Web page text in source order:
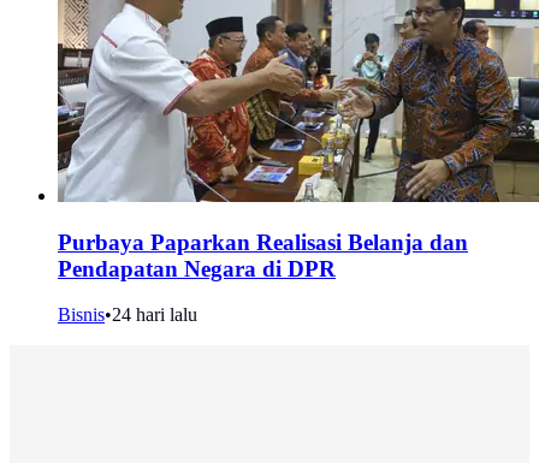
Purbaya Paparkan Realisasi Belanja dan
Pendapatan Negara di DPR
Bisnis•24 hari lalu